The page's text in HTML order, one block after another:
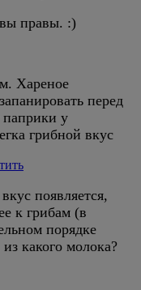
правы. :)
Хареное
перед
у
грибной вкус
появляется,
к грибам (в
порядке
какого молока?